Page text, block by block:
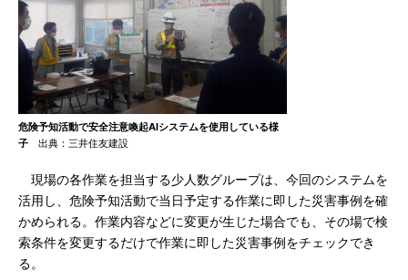
危険予知活動で安全注意喚起AIシステムを使用している様
子 出典：三井住友建設
現場の各作業を担当する少人数グループは、今回のシステムを
活用し、危険予知活動で当日予定する作業に即した災害事例を確
かめられる。作業内容などに変更が生じた場合でも、その場で検
索条件を変更するだけで作業に即した災害事例をチェックでき
る。